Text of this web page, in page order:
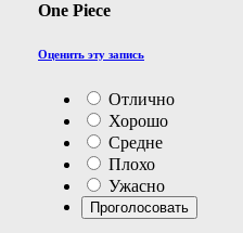
One Piece
Оценить эту запись
Отлично
Хорошо
Средне
Плохо
Ужасно